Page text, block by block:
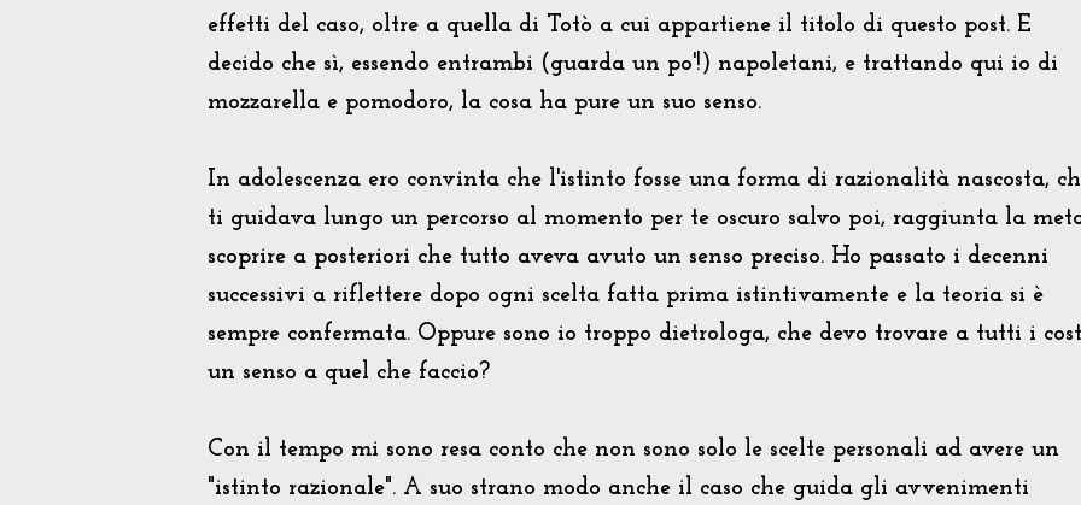
effetti del caso, oltre a quella di Totò a cui appartiene il titolo di questo post. E
decido che sì, essendo entrambi (guarda un po'!) napoletani, e trattando qui io di
mozzarella e pomodoro, la cosa ha pure un suo senso.
In adolescenza ero convinta che l'istinto fosse una forma di razionalità nascosta,
ti guidava lungo un percorso al momento per te oscuro salvo poi, raggiunta la
scoprire a posteriori che tutto aveva avuto un senso preciso. Ho passato i decenni
successivi a riflettere dopo ogni scelta fatta prima istintivamente e la teoria si è
sempre confermata. Oppure sono io troppo dietrologa, che devo trovare a tutti i
un senso a quel che faccio?
Con il tempo mi sono resa conto che non sono solo le scelte personali ad avere un
"istinto razionale". A suo strano modo anche il caso che guida gli avvenimenti